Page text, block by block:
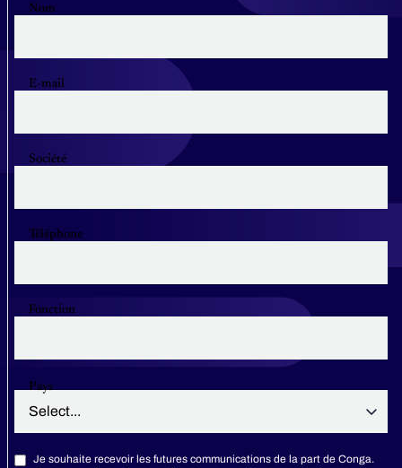
Nom
E-mail
Société
Téléphone
Fonction
Pays
Je souhaite recevoir les futures communications de la part de Conga.